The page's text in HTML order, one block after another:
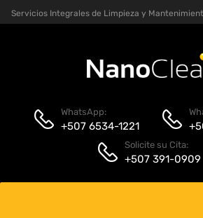
Servicios Integrales de Limpieza y
WhatsApp:
+507 6534-1221
Solicite su Cita:
+507 391-0909